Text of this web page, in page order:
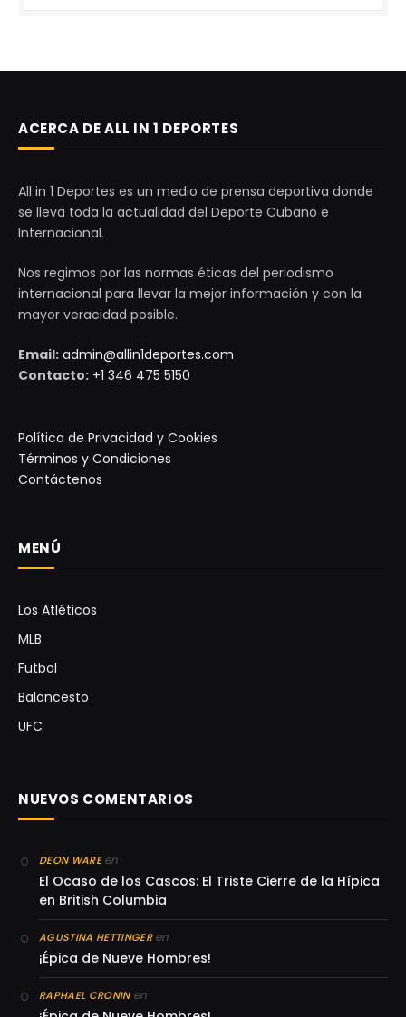
ACERCA DE ALL IN 1 DEPORTES
All in 1 Deportes es un medio de prensa deportiva donde
se lleva toda la actualidad del Deporte Cubano e
Internacional.
Nos regimos por las normas éticas del periodismo
internacional para llevar la mejor información y con la
mayor veracidad posible.
Email: admin@allin1deportes.com
Contacto: +1 346 475 5150
Política de Privacidad y Cookies
Términos y Condiciones
Contáctenos
MENÚ
Los Atléticos
MLB
Futbol
Baloncesto
UFC
NUEVOS COMENTARIOS
DEON WAREen
El Ocaso de los Cascos: El Triste Cierre de la Hípica
en British Columbia
AGUSTINA HETTINGERen
¡Épica de Nueve Hombres!
RAPHAEL CRONINen